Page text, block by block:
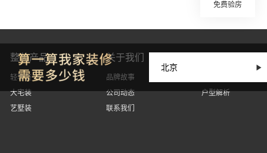
免费验房
整装产品
轻奢装
大宅装
艺墅装
关于我们
品牌故事
公司动态
联系我们
户型解析